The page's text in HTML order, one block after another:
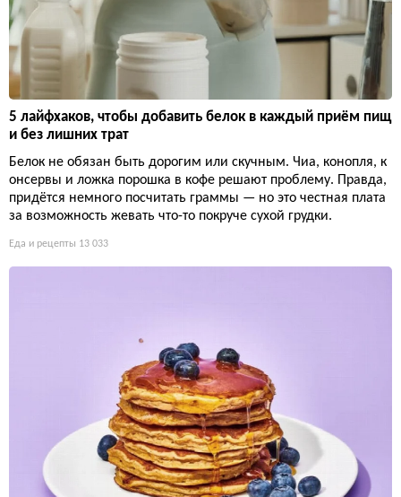
5 лайфхаков, чтобы добавить белок в каждый приём пищ
и без лишних трат
Белок не обязан быть дорогим или скучным. Чиа, конопля, к
онсервы и ложка порошка в кофе решают проблему. Правда,
придётся немного посчитать граммы — но это честная плата
за возможность жевать что-то покруче сухой грудки.
Еда и рецепты 13 033